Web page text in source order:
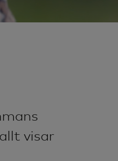
visar